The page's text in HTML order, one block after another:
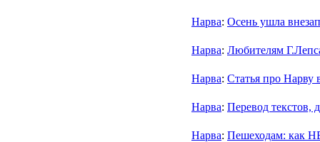
Нарва: Осень ушла
Нарва: Любителям
Нарва: Статья про Нарву
Нарва: Перевод текстов,
Нарва: Пешеходам: как